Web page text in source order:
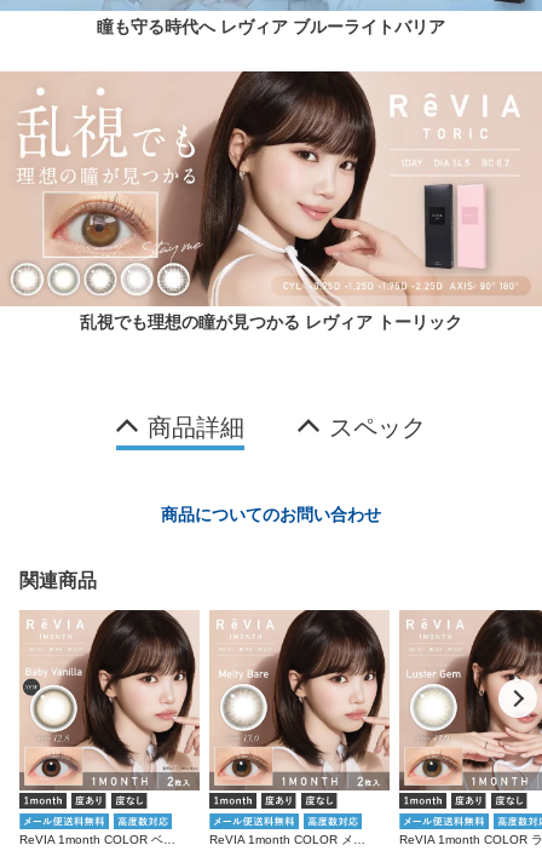
瞳も守る時代へ レヴィア ブルーライトバリア
乱視でも理想の瞳が見つかる レヴィア トーリック
商品詳細 スペック
商品についてのお問い合わせ
関連商品
ReVIA 1month COLOR ベイビーバニラ 度あり 度なし 1箱2枚入り レヴィア カラコン ReVIA 1month COLOR メルティベア 度あり 度なし 1箱2枚入り レヴィア カラコン